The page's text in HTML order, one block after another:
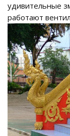
удивительные
работают